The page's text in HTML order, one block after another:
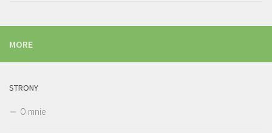
MORE
STRONY
O mnie